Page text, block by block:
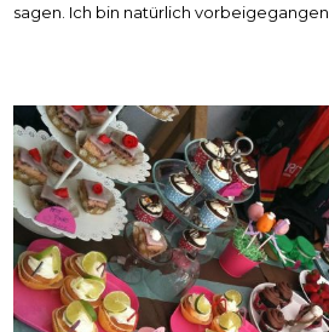
sagen. Ich bin natürlich vorbeigegangen.